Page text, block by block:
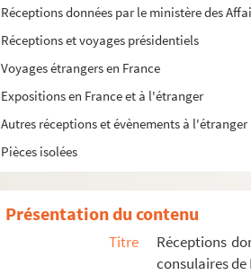
Réceptions données par le ministère des
Réceptions et voyages présidentiels
Voyages étrangers en France
Expositions en France et à l'étranger
Autres réceptions et évènements à l'étranger
Pièces isolées
Présentation du contenu
Titre
Réceptions
consulaires